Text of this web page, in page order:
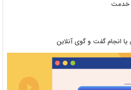
خدمت
انجام گفت و گوی آنلاین